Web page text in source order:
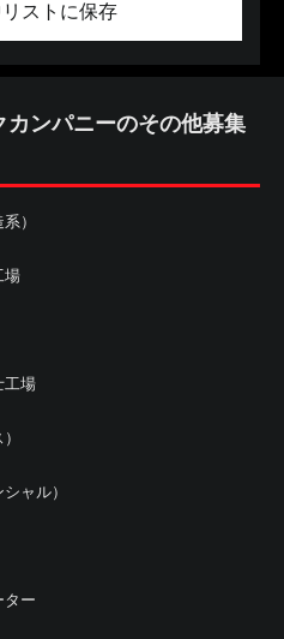
ストに保存
ンパニーのその他募集
）
場
工場
ャル）
ター